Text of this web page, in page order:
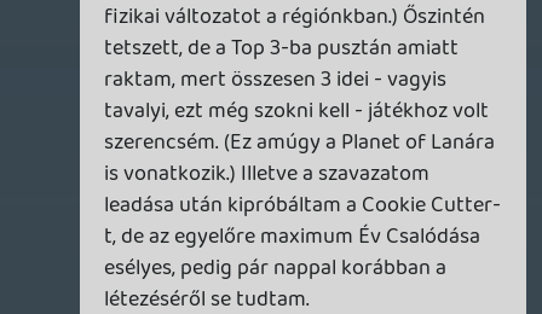
skiz0 2024.01.03 12:35:12 #1yyq7
és nagyon támogatnám, engem
mindenféleképp érdekelne!
vagy akár mint TheVR-nál az aputest,
minden hónapban 1-2 órában átbeszélni
azt, hogy aktuális megjelenések közül ki
mit pörget(ett), vagy mi pörög, netán
extrább hírekre kitérni (most elsőkörben
ilyen MS-ABK deal szintű dolgokra
gondolnék, vagy ami több embert